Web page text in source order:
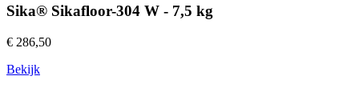
Sika® Sikafloor-304 W - 7,5 kg
€ 286,50
Bekijk